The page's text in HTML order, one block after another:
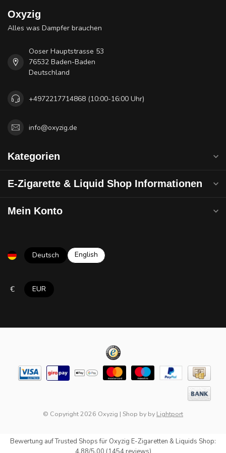
Oxyzig
Alles was Dampfer brauchen
Ooser Hauptstrasse 53
76532 Baden-Baden
Deutschland
+4972217714868 (10:00-16:00 Uhr)
info@oxyzig.de
Kategorien
E-Zigarette & Liquid Shop Informationen
Mein Konto
Deutsch English
€ EUR
© Copyright 2026 Oxyzig | Shop by by Lightport
Bewertung aufTrusted Shopsfür Oxyzig E-Zigaretten & Liquids Shop: